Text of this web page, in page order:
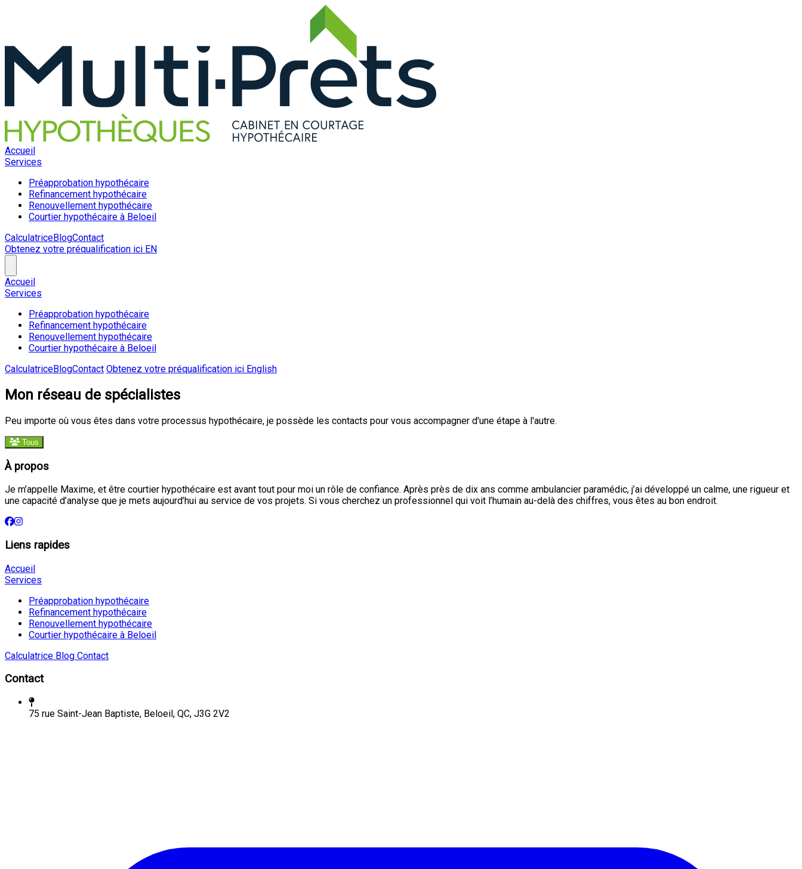
Accueil
Services
Préapprobation hypothécaire
Refinancement hypothécaire
Renouvellement hypothécaire
Courtier hypothécaire à Beloeil
CalculatriceBlogContact
Obtenez votre préqualification ici EN
Accueil
Services
Préapprobation hypothécaire
Refinancement hypothécaire
Renouvellement hypothécaire
Courtier hypothécaire à Beloeil
CalculatriceBlogContact Obtenez votre préqualification ici English
Mon réseau de spécialistes
Peu importe où vous êtes dans votre processus hypothécaire, je possède les contacts pour vous accompagner d'une étape à l'autre.
Tous
À propos
Je m’appelle Maxime, et être courtier hypothécaire est avant tout pour moi un rôle de confiance. Après près de dix ans comme ambulancier paramédic, j’ai développé un calme, une rigueur et
une capacité d’analyse que je mets aujourd’hui au service de vos projets. Si vous cherchez un professionnel qui voit l’humain au-delà des chiffres, vous êtes au bon endroit.
Liens rapides
Accueil
Services
Préapprobation hypothécaire
Refinancement hypothécaire
Renouvellement hypothécaire
Courtier hypothécaire à Beloeil
Calculatrice Blog Contact
Contact
75 rue Saint-Jean Baptiste, Beloeil, QC, J3G 2V2